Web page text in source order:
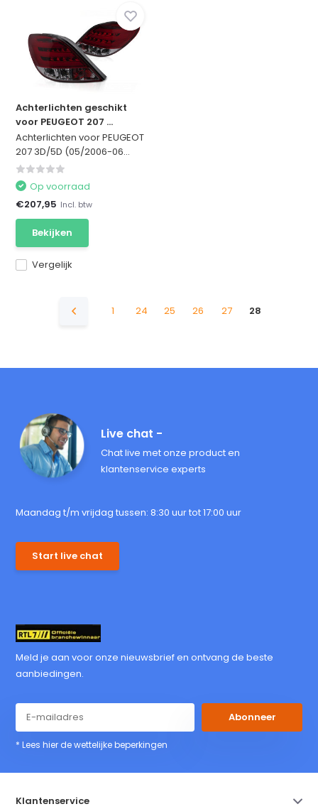
Achterlichten geschikt
voor PEUGEOT 207 ...
Achterlichten voor PEUGEOT
207 3D/5D (05/2006-06...
Vergelijk
Op voorraad
€207,95 Incl. btw
Bekijken
1 24 25 26 27 28
Live chat -
Chat live met onze product en
klantenservice experts
Maandag t/m vrijdag tussen: 8:30 uur tot 17:00 uur
Start live chat
Meld je aan voor onze nieuwsbrief en ontvang de beste
aanbiedingen.
Abonneer
* Lees hier de wettelijke beperkingen
Klantenservice